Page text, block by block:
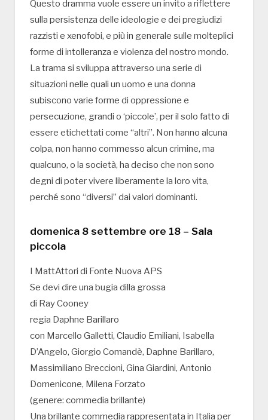
Questo dramma vuole essere un invito a riflettere
sulla persistenza delle ideologie e dei pregiudizi
razzisti e xenofobi, e più in generale sulle molteplici
forme di intolleranza e violenza del nostro mondo.
La trama si sviluppa attraverso una serie di
situazioni nelle quali un uomo e una donna
subiscono varie forme di oppressione e
persecuzione, grandi o ‘piccole’, per il solo fatto di
essere etichettati come “altri”. Non hanno alcuna
colpa, non hanno commesso alcun crimine, ma
qualcuno, o la società, ha deciso che non sono
degni di poter vivere liberamente la loro vita,
perché sono “diversi” dai valori dominanti.
domenica 8 settembre ore 18 – Sala
piccola
I MattAttori di Fonte Nuova APS
Se devi dire una bugia dilla grossa
di Ray Cooney
regia Daphne Barillaro
con Marcello Galletti, Claudio Emiliani, Isabella
D’Angelo, Giorgio Comandè, Daphne Barillaro,
Massimiliano Breccioni, Gina Giardini, Antonio
Domenicone, Milena Forzato
(genere: commedia brillante)
Una brillante commedia rappresentata in Italia per